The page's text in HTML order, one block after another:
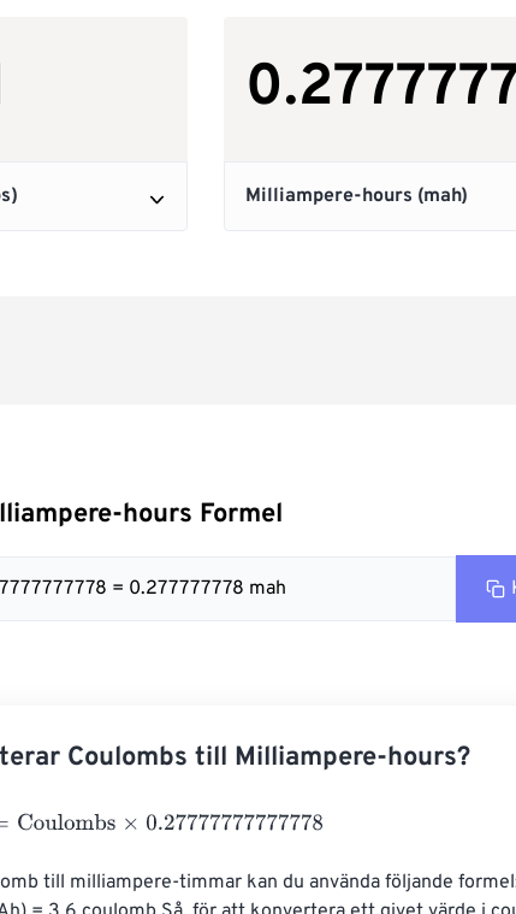
hours Formel
= 0.277777778 mah
Coulombs till Milliampere-hours?
×0.27777777777778
till milliampere-timmar kan du använda följande